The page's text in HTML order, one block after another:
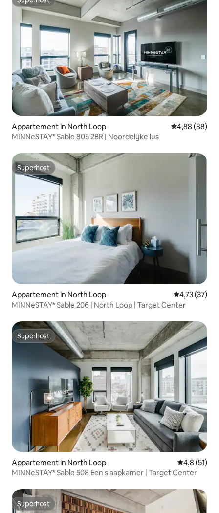
Superhost
Appartement in North Loop Gemiddelde
4,88 (88)
MINNeSTAY* Sable 805 2BR | Noordelijke lus
Superhost
Superhost
Appartement in North Loop Gemiddelde
4,73 (37)
MINNeSTAY* Sable 206 | North Loop | Target Center
Superhost
Superhost
Appartement in North Loop
4,8 (51)
MINNeSTAY* Sable 508 Een slaapkamer | Target Center
Superhost
Superhost